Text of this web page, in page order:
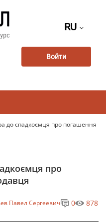
RU
Войти
до спадкоємця про погашення
про
Павел Сергеевич
0 878